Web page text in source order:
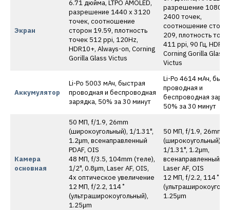
Экран
6.71 дюйма, LTPO AMOLED,
разрешение 1440 x 3120
точек, соотношение
сторон 19.59, плотность
точек 512 ppi, 120Hz,
HDR10+, Always-on, Corning
Gorilla Glass Victus
разрешение 1080 x
2400 точек,
соотношение
209, плотность
411 ppi, 90 Гц, HDR,
Corning Gorilla Glass
Victus
Аккумулятор
Li-Po 5003 мАч, быстрая
проводная и беспроводная
зарядка, 50% за 30 минут
Li-Po 4614 мАч,
проводная и
беспроводная
50% за 30 минут
Камера
основная
50 МП, f/1.9, 26mm
(широкоугольный), 1/1.31",
1.2µm, всенаправленный
PDAF, OIS
48 МП, f/3.5, 104mm (теле),
1/2", 0.8µm, Laser AF, OIS,
4x оптическое увеличение
12 МП, f/2.2, 114˚
(ультраширокоугольный),
1.25µm
50 МП, f/1.9, 26mm
(широкоугольный),
1/1.31", 1.2µm,
всенаправленный
Laser AF, OIS
12 МП, f/2.2, 114˚
1.25µm